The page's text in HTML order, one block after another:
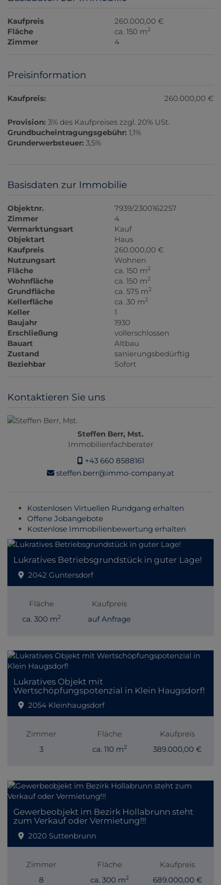
Kaufpreis
260.000,00 €
Fläche
ca. 150 m2
Zimmer 4
Preisinformation
Kaufpreis: 260.000,00 €
Provision: 3% des Kaufpreises zzgl. 20% USt.
Grundbucheintragungsgebühr: 1,1%
Grunderwerbsteuer: 3,5%
Basisdaten zur Immobilie
Objektnr.
7939/2300162257
Zimmer
4
Vermarktungsart
Kauf
Objektart
Haus
Kaufpreis
260.000,00 €
Nutzungsart
Wohnen
Fläche
ca. 150 m2
Wohnfläche ca. 150 m2
Grundfläche ca. 575 m2
Kellerfläche ca. 30 m2
Keller
1
Baujahr
1930
Erschließung
vollerschlossen
Bauart
Altbau
Zustand
sanierungsbedürftig
Beziehbar
Sofort
Kontaktieren Sie uns
Steffen Berr, Mst.
Immobilienfachberater
+43 660 8588161
steffen.berr@immo-company.at
Kostenlosen Virtuellen Rundgang erhalten
Offene Jobangebote
Kostenlose Immobilienbewertung erhalten
Lukratives Betriebsgrundstück in guter Lage!
2042 Guntersdorf
Fläche
ca. 300 m2
Kaufpreis
auf Anfrage
Lukratives Objekt mit
Wertschöpfungspotenzial in Klein Haugsdorf!
2054 Kleinhaugsdorf
Zimmer
3
Fläche
ca. 110 m2
Kaufpreis
389.000,00 €
Gewerbeobjekt im Bezirk Hollabrunn steht
zum Verkauf oder Vermietung!!!
2020 Suttenbrunn
Zimmer
8
Fläche
ca. 300 m2
Kaufpreis
689.000,00 €